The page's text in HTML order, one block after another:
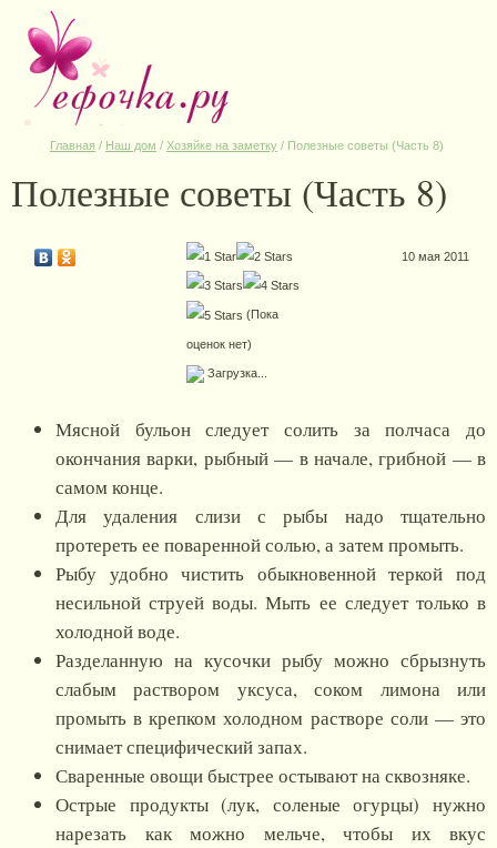
Главная / Наш дом / Хозяйке на заметку / Полезные советы (Часть 8)
Полезные советы (Часть 8)
(Пока
оценок нет)
Загрузка...
10 мая 2011
Мясной бульон следует солить за полчаса до
окончания варки, рыбный — в начале, грибной — в
самом конце.
Для удаления слизи с рыбы надо тщательно
протереть ее поваренной солью, а затем промыть.
Рыбу удобно чистить обыкновенной теркой под
несильной струей воды. Мыть ее следует только в
холодной воде.
Разделанную на кусочки рыбу можно сбрызнуть
слабым раствором уксуса, соком лимона или
промыть в крепком холодном растворе соли — это
снимает специфический запах.
Сваренные овощи быстрее остывают на сквозняке.
Острые продукты (лук, соленые огурцы) нужно
нарезать как можно мельче, чтобы их вкус